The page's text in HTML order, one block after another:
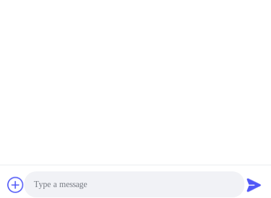
중국 좋은 품질 터치 스크린 모니터 공급자. 저작권 2019-2026 Guangzhou Lie
Jiang Electronic Technology Co., Ltd. 모든 권리는 보호됩니다.